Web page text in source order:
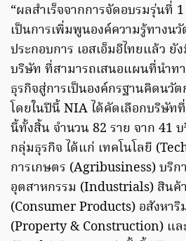
“ผลสำเร็จจากการจัดอบรมรุ่นที่
เป็นการเพิ่มพูนองค์ความรู้ทางน
ประกอบการ เอสเอ็มอีไทยแล้ว
บริษัท ที่สามารถเสนอแผนที่นำท
ธุรกิจสู่การเป็นองค์กรฐานคิดนวั
โดยในปีนี้ NIA ได้คัดเลือกบริษัท
นี้ทั้งสิ้น จำนวน 82 ราย จาก 41
กลุ่มธุรกิจ ได้แก่ เทคโนโลยี
การเกษตร (Agribusiness) บริ
อุตสาหกรรม (Industrials) สินค้
(Consumer Products) อสังหา
(Property & Construction) แล